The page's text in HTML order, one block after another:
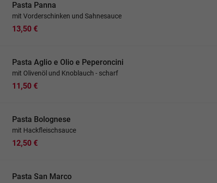
Pasta Panna
mit Vorderschinken und Sahnesauce
13,50 €
Pasta Aglio e Olio e Peperoncini
mit Olivenöl und Knoblauch - scharf
11,50 €
Pasta Bolognese
mit Hackfleischsauce
12,50 €
Pasta San Marco